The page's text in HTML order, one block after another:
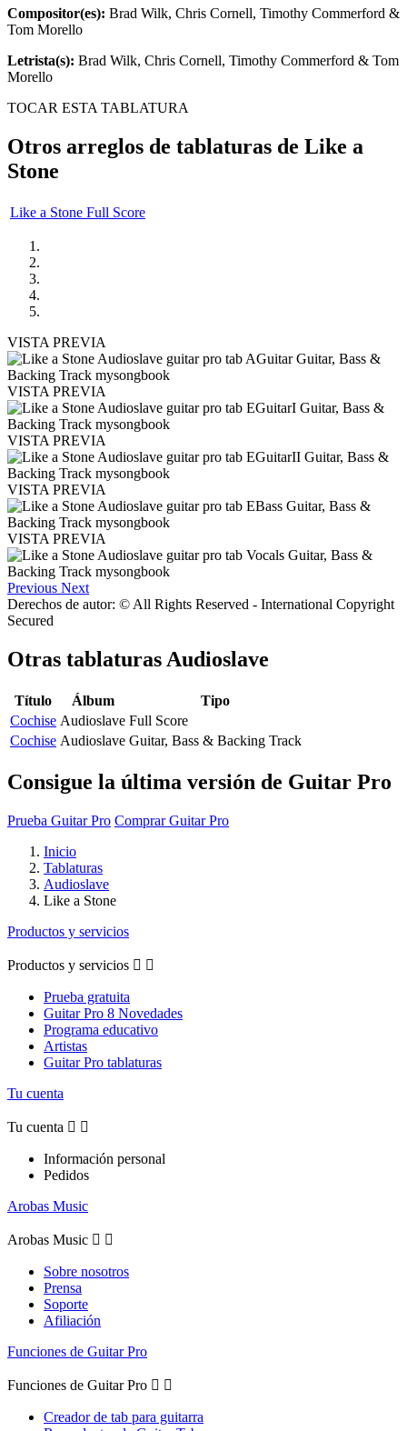
Compositor(es): Brad Wilk, Chris Cornell, Timothy Commerford &
Tom Morello
Letrista(s): Brad Wilk, Chris Cornell, Timothy Commerford & Tom
Morello
TOCAR ESTA TABLATURA
Otros arreglos de tablaturas de Like a
Stone
Like a Stone Full Score
VISTA PREVIA
VISTA PREVIA
VISTA PREVIA
VISTA PREVIA
VISTA PREVIA
Previous Next
Derechos de autor: © All Rights Reserved - International Copyright
Secured
Otras tablaturas Audioslave
Título Álbum
Tipo
Cochise Audioslave Full Score
Cochise Audioslave Guitar, Bass & Backing Track
Consigue la última versión de Guitar Pro
Prueba Guitar Pro Comprar Guitar Pro
Inicio
Tablaturas
Audioslave
Like a Stone
Productos y servicios
Productos y servicios  
Prueba gratuita
Guitar Pro 8 Novedades
Programa educativo
Artistas
Guitar Pro tablaturas
Tu cuenta
Tu cuenta  
Información personal
Pedidos
Arobas Music
Arobas Music  
Sobre nosotros
Prensa
Soporte
Afiliación
Funciones de Guitar Pro
Funciones de Guitar Pro  
Creador de tab para guitarra